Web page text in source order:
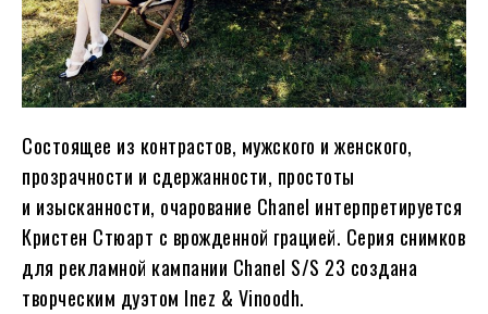
Состоящее из контрастов, мужского и женского,
прозрачности и сдержанности, простоты
и изысканности, очарование Chanel интерпретируется
Кристен Стюарт с врожденной грацией. Серия снимков
для рекламной кампании Chanel S/S 23 создана
творческим дуэтом Inez & Vinoodh.